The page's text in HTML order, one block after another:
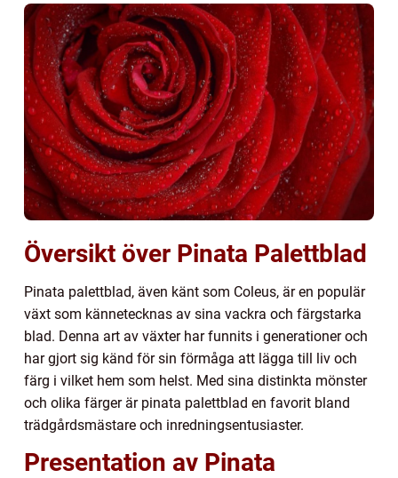
Översikt över Pinata Palettblad
Pinata palettblad, även känt som Coleus, är en populär
växt som kännetecknas av sina vackra och färgstarka
blad. Denna art av växter har funnits i generationer och
har gjort sig känd för sin förmåga att lägga till liv och
färg i vilket hem som helst. Med sina distinkta mönster
och olika färger är pinata palettblad en favorit bland
trädgårdsmästare och inredningsentusiaster.
Presentation av Pinata